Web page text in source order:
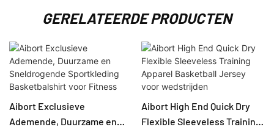
GERELATEERDE PRODUCTEN
Aibort Exclusieve
Ademende, Duurzame en
Aibort High End Quick Dry
Flexible Sleeveless Training